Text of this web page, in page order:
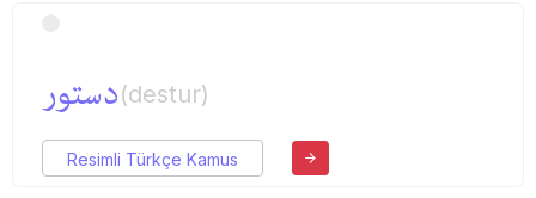
دستور(destur)
Resimli Türkçe Kamus